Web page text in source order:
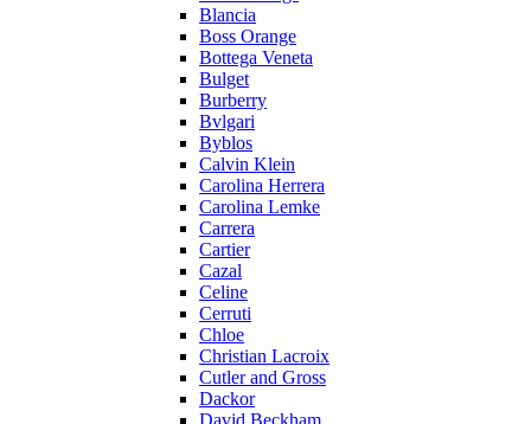
Blancia
Boss Orange
Bottega Veneta
Bulget
Burberry
Bvlgari
Byblos
Calvin Klein
Carolina Herrera
Carolina Lemke
Carrera
Cartier
Cazal
Celine
Cerruti
Chloe
Christian Lacroix
Cutler and Gross
Dackor
David Beckham